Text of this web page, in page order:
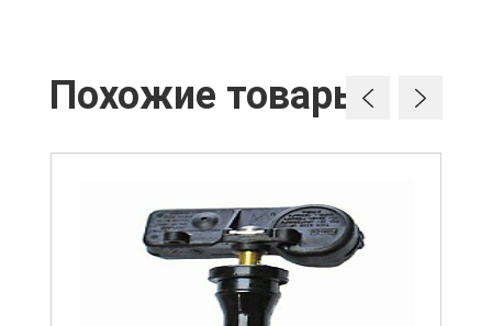
Похожие товары